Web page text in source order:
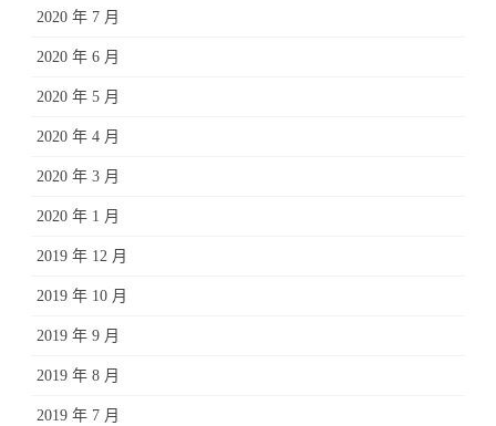
2020 年 7 月
2020 年 6 月
2020 年 5 月
2020 年 4 月
2020 年 3 月
2020 年 1 月
2019 年 12 月
2019 年 10 月
2019 年 9 月
2019 年 8 月
2019 年 7 月